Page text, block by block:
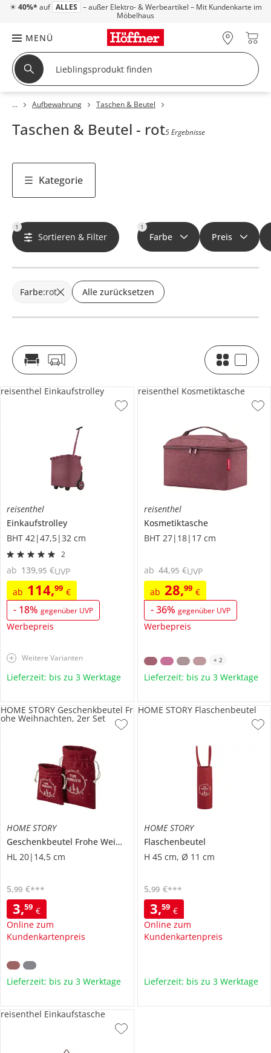
☀ 40%* auf ALLES – außer Elektro- & Werbeartikel – Mit Kundenkarte im
Möbelhaus
MENÜ
Aufbewahrung Taschen & Beutel
Taschen & Beutel - rot5 Ergebnisse
Kategorie
1
Sortieren & Filter
1
Farbe Preis
Farbe:rot Alle zurücksetzen
reisenthel
Einkaufstrolley
BHT 42|47,5|32 cm
2
ab 114,99 €
- 18% gegenüber UVP
Werbepreis
ab 139,95 €UVP
reisenthel Einkaufstrolley
Weitere Varianten
Lieferzeit: bis zu 3 Werktage
reisenthel
Kosmetiktasche
BHT 27|18|17 cm
ab 28,99 €
-36% gegenüber UVP
Werbepreis
ab 44,95 €UVP
reisenthel Kosmetiktasche
+ 2
Lieferzeit: bis zu 3 Werktage
HOME STORY
Geschenkbeutel Frohe Weihnachten, 2er Set
HL 20|14,5 cm
3,59 €
Online zum
Kundenkartenpreis
5,99 €***
HOME STORY Geschenkbeutel Fr
ohe Weihnachten, 2er Set
Lieferzeit: bis zu 3 Werktage
HOME STORY
Flaschenbeutel
H 45 cm, Ø 11 cm
3,59 €
Online zum
Kundenkartenpreis
5,99 €***
HOME STORY Flaschenbeutel
Lieferzeit: bis zu 3 Werktage
reisenthel Einkaufstasche